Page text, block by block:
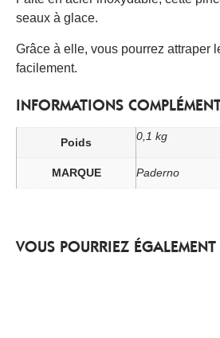
seaux à glace.
Grâce à elle, vous pourrez attraper
facilement.
INFORMATIONS
Poids 0,1 kg
MARQUE Paderno
VOUS POURRIEZ